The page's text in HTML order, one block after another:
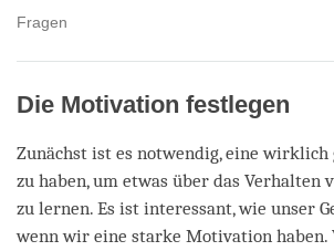
Fragen
Die Motivation festlegen
Zunächst ist es notwendig, eine
zu haben, um etwas über das Verhalten
zu lernen. Es ist interessant, wie unser
wenn wir eine starke Motivation haben.